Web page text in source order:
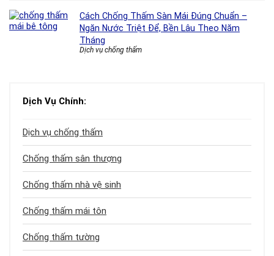
Cách Chống Thấm Sàn Mái Đúng Chuẩn –
Ngăn Nước Triệt Để, Bền Lâu Theo Năm
Tháng
Dịch vụ chống thấm
Dịch Vụ Chính:
Dịch vụ chống thấm
Chống thấm sân thượng
Chống thấm nhà vệ sinh
Chống thấm mái tôn
Chống thấm tường